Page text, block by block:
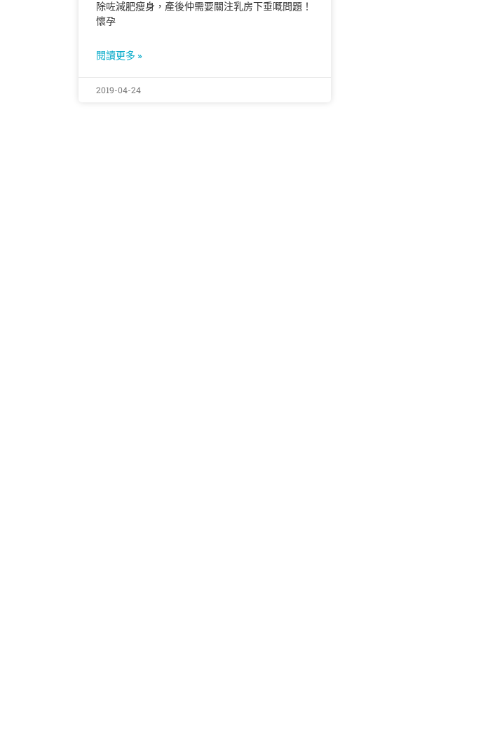
除咗減肥瘦身，產後仲需要關注乳房下垂嘅問題！
懷孕
閱讀更多 »
2019-04-24